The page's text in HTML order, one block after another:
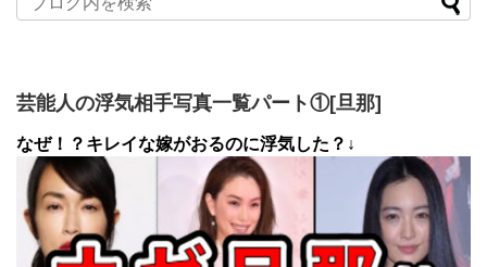
芸能人の浮気相手写真一覧パート①[旦那]
なぜ！？キレイな嫁がおるのに浮気した？↓